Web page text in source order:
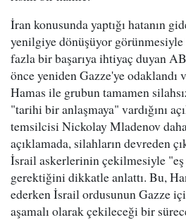
İran konusunda yaptığı hatanın
yenilgiye dönüşüyor
fazla bir başarıya ihtiyaç duyan
önce yeniden Gazze'ye odaklandı
Hamas ile grubun tamamen
"tarihi bir anlaşmaya" vardığını
temsilcisi Nickolay Mladenov
açıklamada, silahların devreden
İsrail askerlerinin çekilmesiyle
gerektiğini dikkatle anlattı. Bu,
ederken İsrail ordusunun Gazze
aşamalı olarak çekileceği bir